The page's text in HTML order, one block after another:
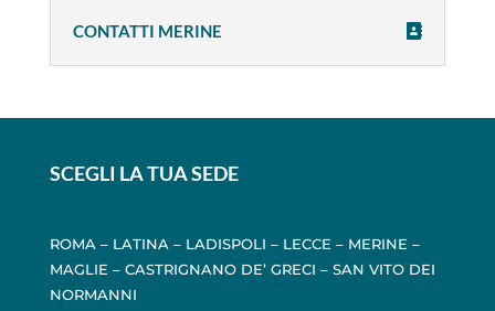
CONTATTI MERINE
SCEGLI LA TUA SEDE
ROMA – LATINA – LADISPOLI – LECCE – MERINE –
MAGLIE – CASTRIGNANO DE’ GRECI – SAN VITO DEI
NORMANNI